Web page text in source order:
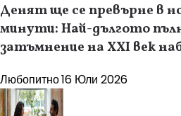
Денят ще се превърне в
минути: Най-дългото
затъмнение на XXI век
Любопитно16 Юли 2026